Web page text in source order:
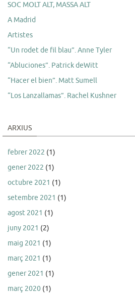
SOC MOLT ALT, MASSA ALT
A Madrid
Artistes
“Un rodet de fil blau”. Anne Tyler
“Abluciones”. Patrick deWitt
“Hacer el bien”. Matt Sumell
“Los Lanzallamas”. Rachel Kushner
ARXIUS
febrer 2022 (1)
gener 2022 (1)
octubre 2021 (1)
setembre 2021 (1)
agost 2021 (1)
juny 2021 (2)
maig 2021 (1)
març 2021 (1)
gener 2021 (1)
març 2020 (1)